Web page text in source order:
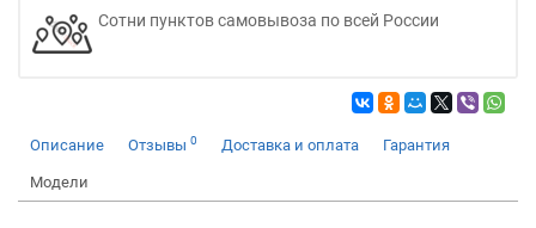
Сотни пунктов самовывоза по всей России
Описание Отзывы 0 Доставка и оплата Гарантия
Модели